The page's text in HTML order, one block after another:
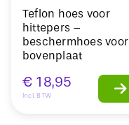
Teflon hoes voor
hittepers –
beschermhoes voor
bovenplaat
€ 18,95
Incl. BTW